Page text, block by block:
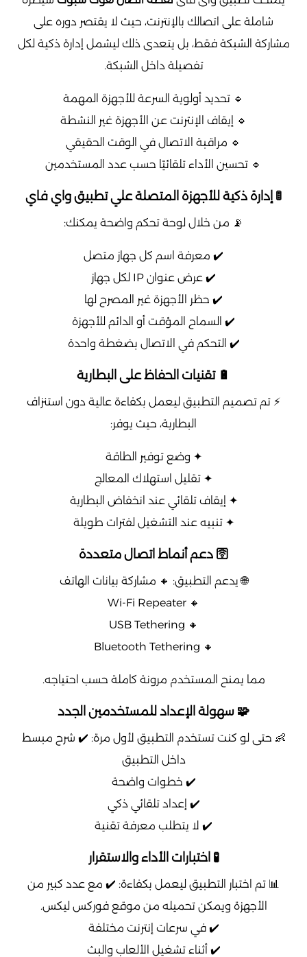
شاملة على اتصالك بالإنترنت، حيث لا يقتصر دوره على
مشاركة الشبكة فقط، بل يتعدى ذلك ليشمل إدارة ذكية لكل
تفصيلة داخل الشبكة.
🔹 تحديد أولوية السرعة للأجهزة المهمة
🔹 إيقاف الإنترنت عن الأجهزة غير النشطة
🔹 مراقبة الاتصال في الوقت الحقيقي
🔹 تحسين الأداء تلقائيًا حسب عدد المستخدمين
🚦 إدارة ذكية للأجهزة المتصلة علي تطبيق واي فاي
📡 من خلال لوحة تحكم واضحة يمكنك:
✔️ معرفة اسم كل جهاز متصل
✔️ عرض عنوان IP لكل جهاز
✔️ حظر الأجهزة غير المصرح لها
✔️ السماح المؤقت أو الدائم للأجهزة
✔️ التحكم في الاتصال بضغطة واحدة
🔋 تقنيات الحفاظ على البطارية
⚡ تم تصميم التطبيق ليعمل بكفاءة عالية دون استنزاف
البطارية، حيث يوفر:
✦ وضع توفير الطاقة
✦ تقليل استهلاك المعالج
✦ إيقاف تلقائي عند انخفاض البطارية
✦ تنبيه عند التشغيل لفترات طويلة
🛜 دعم أنماط اتصال متعددة
🌐 يدعم التطبيق: 🔸 مشاركة بيانات الهاتف
🔸 Wi-Fi Repeater
🔸 USB Tethering
🔸 Bluetooth Tethering
مما يمنح المستخدم مرونة كاملة حسب احتياجه.
🧩 سهولة الإعداد للمستخدمين الجدد
👶 حتى لو كنت تستخدم التطبيق لأول مرة: ✔️ شرح مبسط
داخل التطبيق
✔️ خطوات واضحة
✔️ إعداد تلقائي ذكي
✔️ لا يتطلب معرفة تقنية
🧪 اختبارات الأداء والاستقرار
📊 تم اختبار التطبيق ليعمل بكفاءة: ✔️ مع عدد كبير من
الأجهزة ويمكن تحميله من موقع فوركس ليكس.
✔️ في سرعات إنترنت مختلفة
✔️ أثناء تشغيل الألعاب والبث